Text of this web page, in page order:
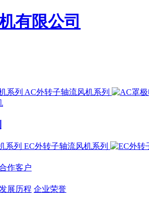
AC外转子轴流风机系列
EC外转子轴流风机系列
作客户
发展历程 企业荣誉